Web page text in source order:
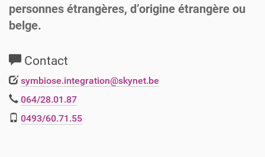
personnes étrangères, d’origine étrangère ou
belge.
Contact
symbiose.integration@skynet.be
064/28.01.87
0493/60.71.55